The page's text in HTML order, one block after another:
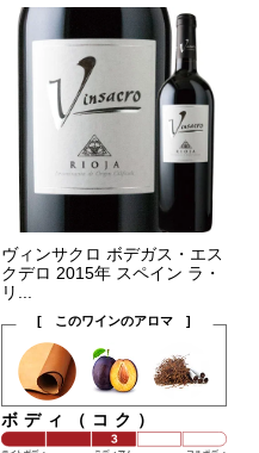
ヴィンサクロ ボデガス・エス
クデロ 2015年 スペイン ラ・
リ...
[ このワインのアロマ ]
ボディ（コク）